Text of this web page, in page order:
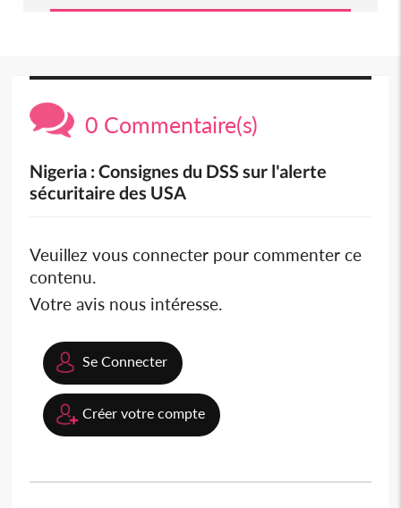
0 Commentaire(s)
Nigeria : Consignes du DSS sur l'alerte
sécuritaire des USA
Veuillez vous connecter pour commenter ce
contenu.
Votre avis nous intéresse.
Se Connecter
Créer votre compte